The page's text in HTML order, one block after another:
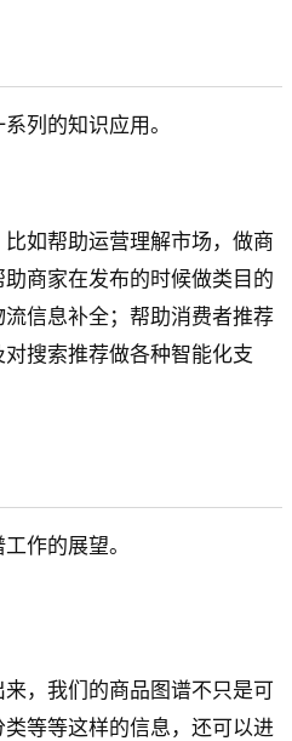
列的知识应用。
如帮助运营理解市场，做商
商家在发布的时候做类目的
信息补全；帮助消费者推荐
搜索推荐做各种智能化支
作的展望。
，我们的商品图谱不只是可
等等这样的信息，还可以进